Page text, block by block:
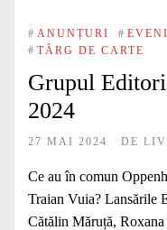
# ANUNȚURI #
# TÂRG DE CARTE
Grupul
2024
27 MAI 2024 DE
Ce au în comun
Traian Vuia? Lansările
Cătălin Măruță,